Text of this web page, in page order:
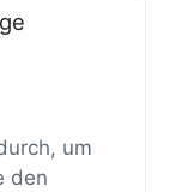
um
den